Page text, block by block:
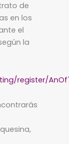
de
en los
el
la
register/